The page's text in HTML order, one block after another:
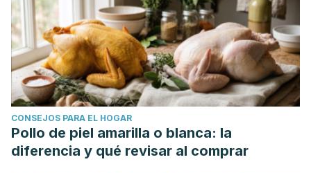
¿Por qué los niños necesitan tener amigos? [Internet].
FAROS; 2016 [citado 03/12/2020]. Disponible
en:https://faros.hsjdbcn.org/es/articulo/ninos-necesitan-
tener-
amigos#:~:text=est%C3%A1n%20los%20amigos%3F-
Oyarce, M. F. M., & Fierro, A. A. (2015). Cognición, juego y
aprendizaje: una propuesta para el área de la primera
Revista Infancia, Educación y Aprendizaje
CONSEJOS PARA EL HOGAR
Pollo de piel amarilla o blanca: la
diferencia y qué revisar al comprar